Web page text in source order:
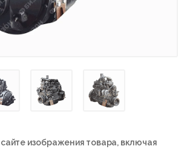
изображения товара, включая